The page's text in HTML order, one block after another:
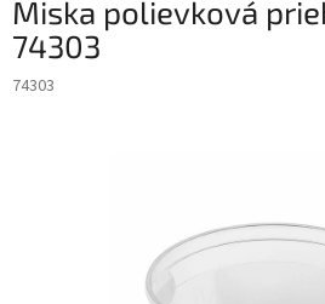
Miska polievková
74303
74303